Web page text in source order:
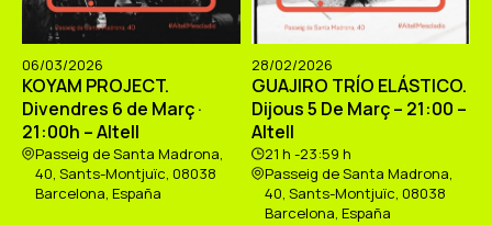
06/03/2026
KOYAM PROJECT.
Divendres 6 de Març ·
21:00h – Altell
Passeig de Santa Madrona,
40, Sants-Montjuïc, 08038
Barcelona, España
28/02/2026
GUAJIRO TRÍO ELÁSTICO.
Dijous 5 De Març – 21:00 –
Altell
21 h -23:59 h
Passeig de Santa Madrona,
40, Sants-Montjuïc, 08038
Barcelona, España